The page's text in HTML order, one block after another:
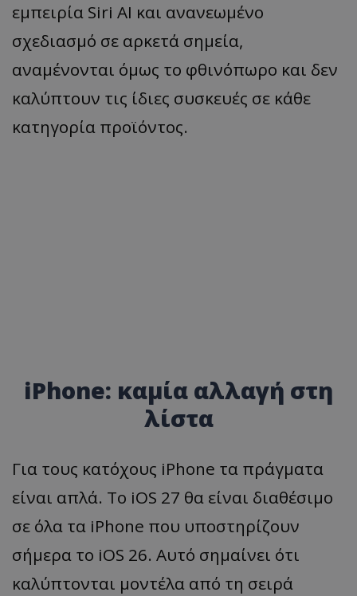
εμπειρία Siri AI και ανανεωμένο
σχεδιασμό σε αρκετά σημεία,
αναμένονται όμως το φθινόπωρο και δεν
καλύπτουν τις ίδιες συσκευές σε κάθε
κατηγορία προϊόντος.
iPhone: καμία αλλαγή στη
λίστα
Για τους κατόχους iPhone τα πράγματα
είναι απλά. Το iOS 27 θα είναι διαθέσιμο
σε όλα τα iPhone που υποστηρίζουν
σήμερα το iOS 26. Αυτό σημαίνει ότι
καλύπτονται μοντέλα από τη σειρά